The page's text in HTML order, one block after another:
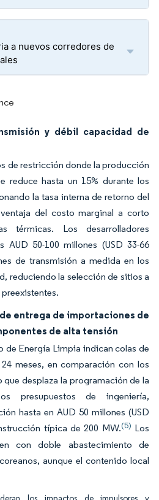
a nuevos corredores de
y débil capacidad de
de restricción donde la producción
reduce hasta un 15% durante los
la tasa interna de retorno del
del costo marginal a corto
térmicas. Los desarrolladores
AUD 50-100 millones (USD 33-66
de transmisión a medida en los
reduciendo la selección de sitios a
entrega de importaciones de
de alta tensión
de Energía Limpia indican colas de
meses, en comparación con los
que desplaza la programación de la
presupuestos de ingeniería,
hasta en AUD 50 millones (USD
típica de 200 MW.(5) Los
con doble abastecimiento de
aunque el contenido local